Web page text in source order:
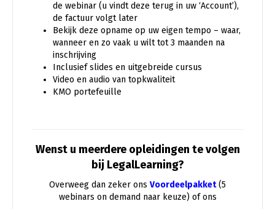
de webinar (u vindt deze terug in uw ‘Account’),
de factuur volgt later
Bekijk deze opname op uw eigen tempo – waar,
wanneer en zo vaak u wilt tot 3 maanden na
inschrijving
Inclusief slides en uitgebreide cursus
Video en audio van topkwaliteit
KMO portefeuille
Wenst u meerdere opleidingen te volgen
bij LegalLearning?
Overweeg dan zeker ons Voordeelpakket(5
webinars on demand naar keuze) of ons